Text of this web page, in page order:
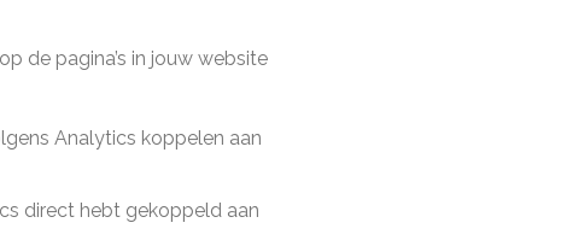
de pagina’s in jouw website
Analytics koppelen aan
direct hebt gekoppeld aan